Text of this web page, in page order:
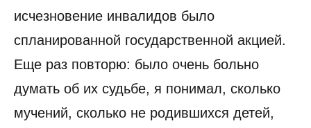
исчезновение инвалидов было
спланированной государственной акцией.
Еще раз повторю: было очень больно
думать об их судьбе, я понимал, сколько
мучений, сколько не родившихся детей,